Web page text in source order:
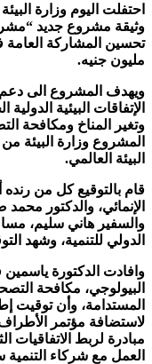
احتفلت اليوم وزارة
وثيقة مشروع جديد
مليون جنيه.
ويهدف المشروع الى دعم
الإتفاقات البيئية
وتغير المناخ ومكافحة
المشروع وزارة البيئة
البيئة العالمي.
قام بالتوقيع كل من رنده
الإنمائي، والدكتور
والسفير هاني سليم،
الدولي للتنمية، وشهد
وافادت الدكتورة ياسمين
البيولوجي، مكافحة
المستدامة، وأن توقيت
لاستضافة مؤتمر الأطراف
مبادرة لربط
العمل مع شركاء